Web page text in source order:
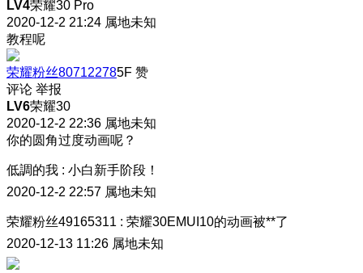
LV4荣耀30 Pro
2020-12-2 21:24 属地未知
教程呢
荣耀粉丝807122785F 赞
评论 举报
LV6荣耀30
2020-12-2 22:36 属地未知
你的圆角过度动画呢？
低調的我 : 小白新手阶段！
2020-12-2 22:57 属地未知
荣耀粉丝49165311 : 荣耀30EMUI10的动画被**了
2020-12-13 11:26 属地未知